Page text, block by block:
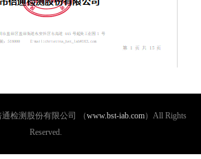
检测股份有限公司 （www.bst-iab.com）All Rights
Reserved.